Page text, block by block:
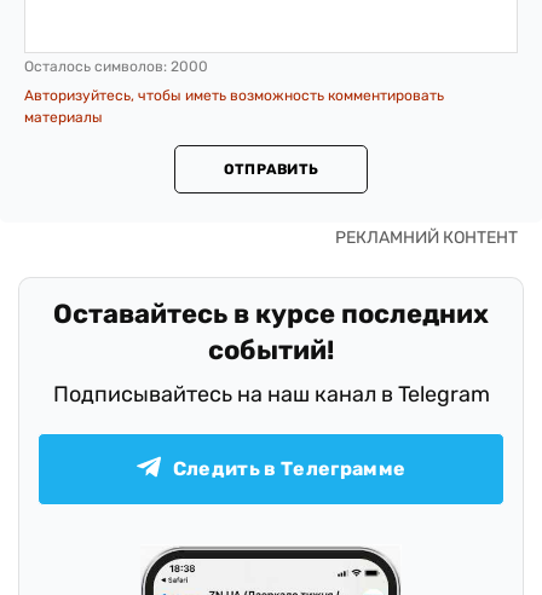
Осталось символов: 2000
Авторизуйтесь, чтобы иметь возможность комментировать
материалы
ОТПРАВИТЬ
Оставайтесь в курсе последних
событий!
Подписывайтесь на наш канал в Telegram
Следить в Телеграмме